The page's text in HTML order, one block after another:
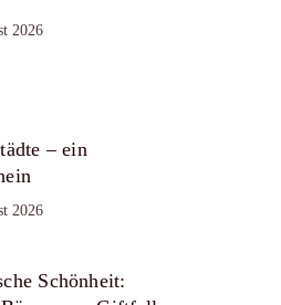
2026
– ein
2026
Schönheit: